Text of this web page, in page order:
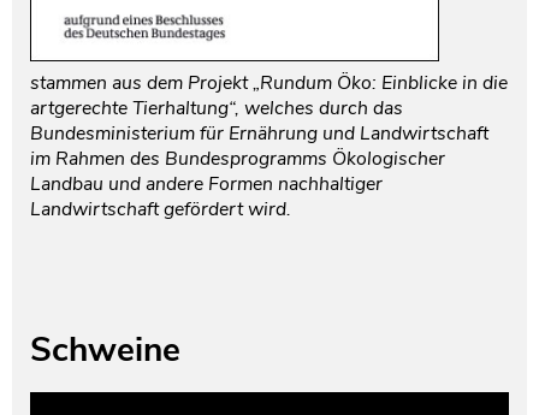
stammen aus dem Projekt „Rundum Öko: Einblicke in die
artgerechte Tierhaltung“, welches durch das
Bundesministerium für Ernährung und Landwirtschaft
im Rahmen des Bundesprogramms Ökologischer
Landbau und andere Formen nachhaltiger
Landwirtschaft gefördert wird.
Schweine